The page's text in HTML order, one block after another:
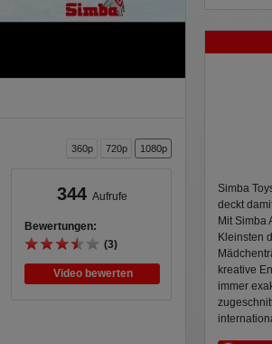
360p 720p 1080p
344 Aufrufe
Bewertungen:
(3)
Video bewerten
Simba
deckt
Mit Simba
Kleinsten
kreative
immer